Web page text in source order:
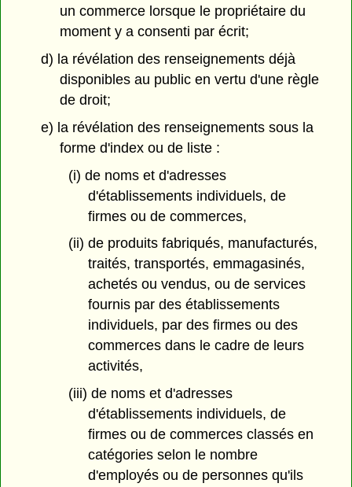
un commerce lorsque le propriétaire du
moment y a consenti par écrit;
d) la révélation des renseignements déjà
disponibles au public en vertu d'une règle
de droit;
e) la révélation des renseignements sous la
forme d'index ou de liste :
(i) de noms et d'adresses
d'établissements individuels, de
firmes ou de commerces,
(ii) de produits fabriqués, manufacturés,
traités, transportés, emmagasinés,
achetés ou vendus, ou de services
fournis par des établissements
individuels, par des firmes ou des
commerces dans le cadre de leurs
activités,
(iii) de noms et d'adresses
d'établissements individuels, de
firmes ou de commerces classés en
catégories selon le nombre
d'employés ou de personnes qu'ils